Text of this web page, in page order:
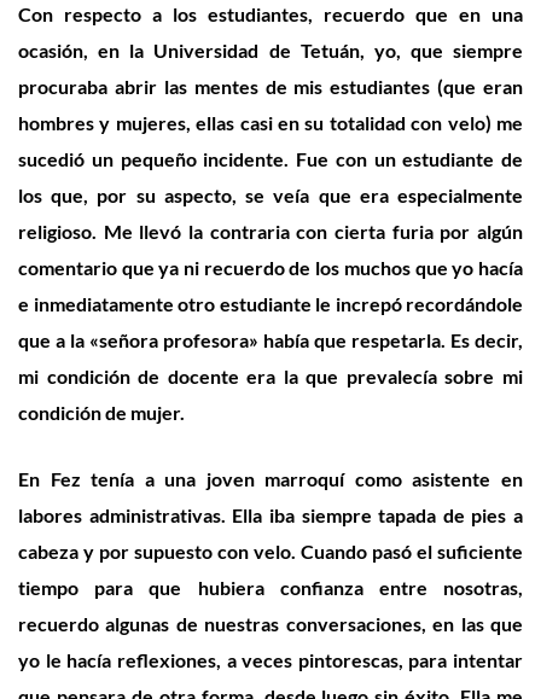
Con respecto a los estudiantes, recuerdo que en una
ocasión, en la Universidad de Tetuán, yo, que siempre
procuraba abrir las mentes de mis estudiantes (que eran
hombres y mujeres, ellas casi en su totalidad con velo) me
sucedió un pequeño incidente. Fue con un estudiante de
los que, por su aspecto, se veía que era especialmente
religioso. Me llevó la contraria con cierta furia por algún
comentario que ya ni recuerdo de los muchos que yo hacía
e inmediatamente otro estudiante le increpó recordándole
que a la «señora profesora» había que respetarla. Es decir,
mi condición de docente era la que prevalecía sobre mi
condición de mujer.
En Fez tenía a una joven marroquí como asistente en
labores administrativas. Ella iba siempre tapada de pies a
cabeza y por supuesto con velo. Cuando pasó el suficiente
tiempo para que hubiera confianza entre nosotras,
recuerdo algunas de nuestras conversaciones, en las que
yo le hacía reflexiones, a veces pintorescas, para intentar